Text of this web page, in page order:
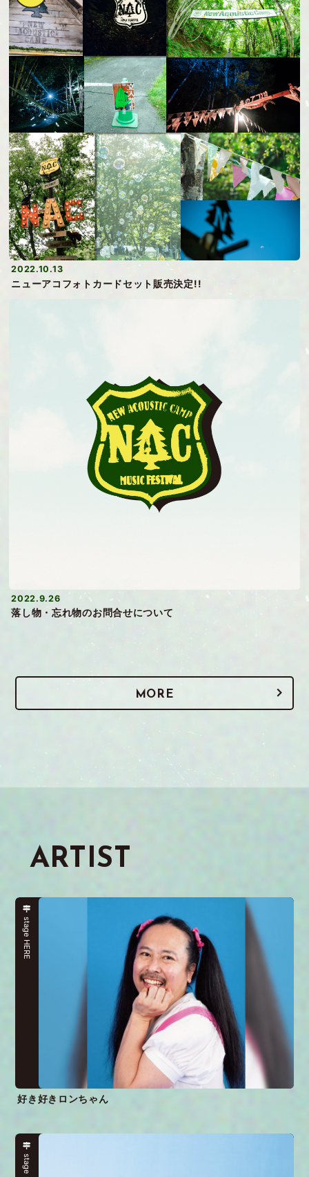
2022.10.13
ニューアコフォトカードセット販売決定!!
2022.9.26
落し物・忘れ物のお問合せについて
MORE
ARTIST
stage HERE
好き好きロンちゃん